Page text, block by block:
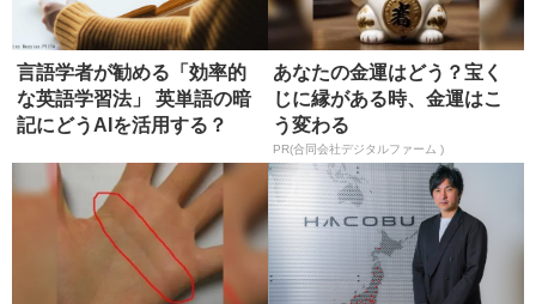
言語学者が勧める「効率的
な英語学習法」 英単語の暗
記にどうAIを活用する？
あなたの金運はどう？宝く
じに縁がある時、金運はこ
う変わる
PR(合同会社デジタルファーム )